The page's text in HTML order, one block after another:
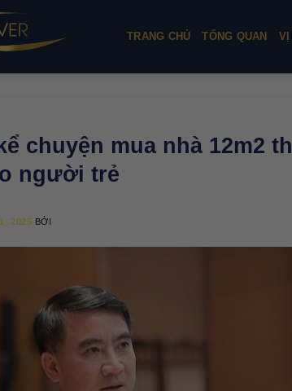
TRANG CHỦ TỔNG QUAN VỊ
chuyện mua nhà 12m2
người trẻ
2025 BỞI